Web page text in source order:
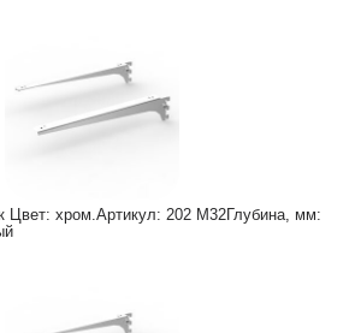
Цвет: хром.Артикул: 202 M32Глубина, мм: